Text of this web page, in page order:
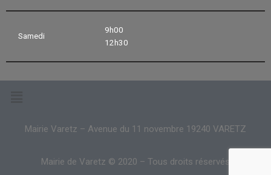
Samedi
9h00
12h30
Mairie Varetz – Avenue du 11 novembre 19240 VARETZ
Mairie de Varetz © 2020 – Tous droits réservés